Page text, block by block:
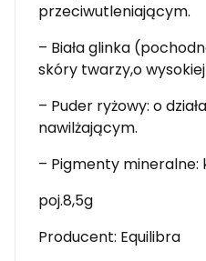
przeciwutleniającym.
– Biała glinka
skóry twarzy,o
– Puder ryżowy: o
nawilżającym.
– Pigmenty mineralne:
poj.8,5g
Producent: Equilibra